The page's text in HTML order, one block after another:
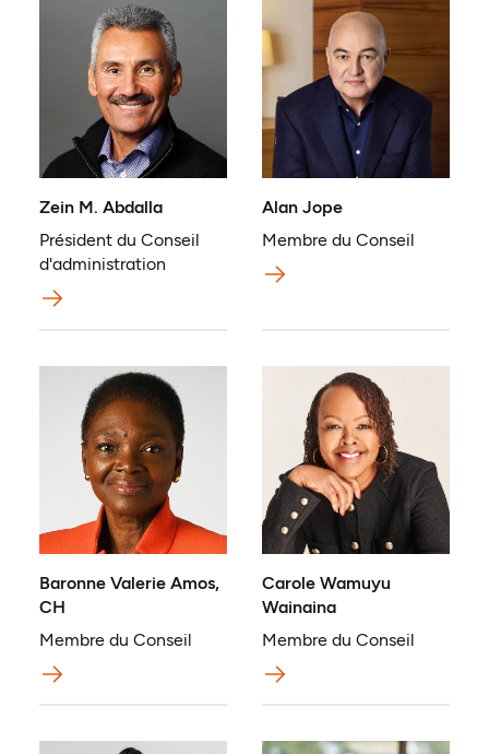
Zein M. Abdalla
Président du Conseil
d'administration
Alan Jope
Membre du Conseil
Baronne Valerie Amos,
CH
Membre du Conseil
Carole Wamuyu
Wainaina
Membre du Conseil